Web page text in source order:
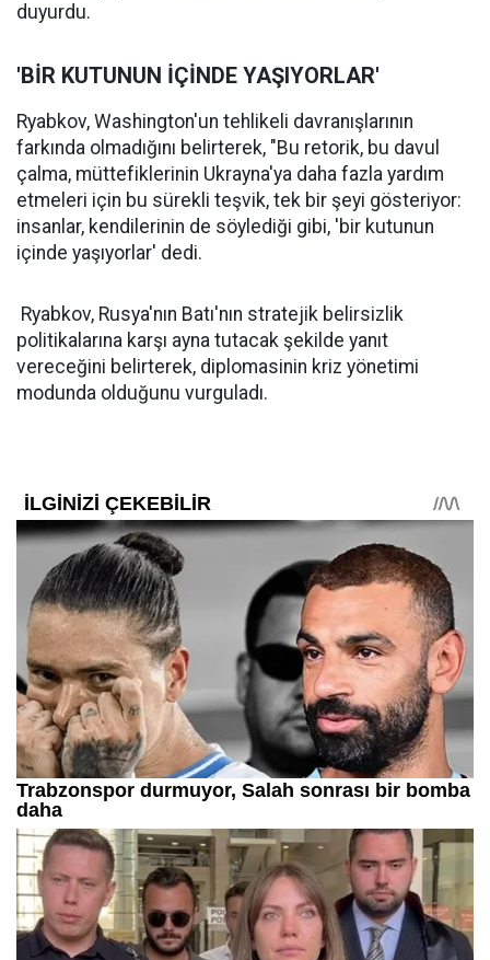
duyurdu.
'BİR KUTUNUN İÇİNDE YAŞIYORLAR'
Ryabkov, Washington'un tehlikeli davranışlarının
farkında olmadığını belirterek, "Bu retorik, bu davul
çalma, müttefiklerinin Ukrayna'ya daha fazla yardım
etmeleri için bu sürekli teşvik, tek bir şeyi gösteriyor:
insanlar, kendilerinin de söylediği gibi, 'bir kutunun
içinde yaşıyorlar' dedi.
Ryabkov, Rusya'nın Batı'nın stratejik belirsizlik
politikalarına karşı ayna tutacak şekilde yanıt
vereceğini belirterek, diplomasinin kriz yönetimi
modunda olduğunu vurguladı.